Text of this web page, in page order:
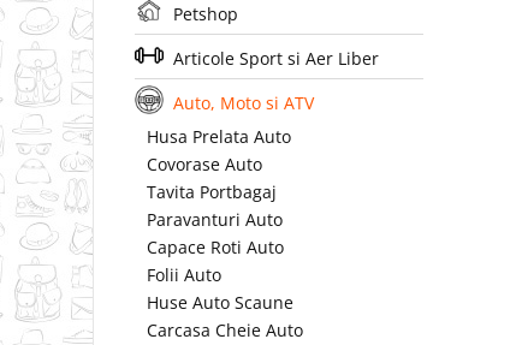
Petshop
Articole Sport si Aer Liber
Auto, Moto si ATV
Husa Prelata Auto
Covorase Auto
Tavita Portbagaj
Paravanturi Auto
Capace Roti Auto
Folii Auto
Huse Auto Scaune
Carcasa Cheie Auto